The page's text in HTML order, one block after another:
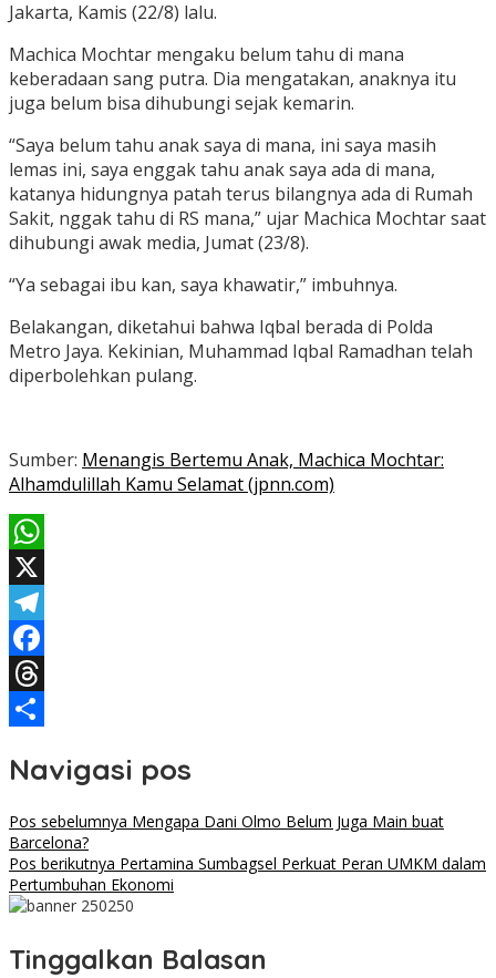
Jakarta, Kamis (22/8) lalu.
Machica Mochtar mengaku belum tahu di mana
keberadaan sang putra. Dia mengatakan, anaknya itu
juga belum bisa dihubungi sejak kemarin.
“Saya belum tahu anak saya di mana, ini saya masih
lemas ini, saya enggak tahu anak saya ada di mana,
katanya hidungnya patah terus bilangnya ada di Rumah
Sakit, nggak tahu di RS mana,” ujar Machica Mochtar saat
dihubungi awak media, Jumat (23/8).
“Ya sebagai ibu kan, saya khawatir,” imbuhnya.
Belakangan, diketahui bahwa Iqbal berada di Polda
Metro Jaya. Kekinian, Muhammad Iqbal Ramadhan telah
diperbolehkan pulang.
Sumber: Menangis Bertemu Anak, Machica Mochtar:
Alhamdulillah Kamu Selamat (jpnn.com)
WhatsApp
X
Telegram
Facebook
Threads
Navigasi pos
Pos sebelumnya Mengapa Dani Olmo Belum Juga Main buat
Barcelona?
Pos berikutnya Pertamina Sumbagsel Perkuat Peran UMKM dalam
Pertumbuhan Ekonomi
Tinggalkan Balasan